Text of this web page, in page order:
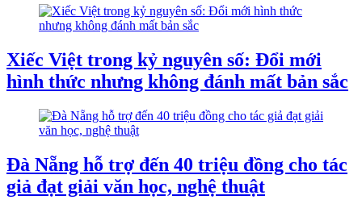
Xiếc Việt trong kỷ nguyên số: Đổi mới
hình thức nhưng không đánh mất bản sắc
Đà Nẵng hỗ trợ đến 40 triệu đồng cho tác
giả đạt giải văn học, nghệ thuật